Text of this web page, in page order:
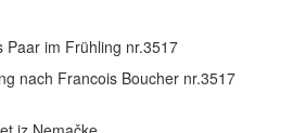
Paar im Frühling nr.3517
nach Francois Boucher nr.3517